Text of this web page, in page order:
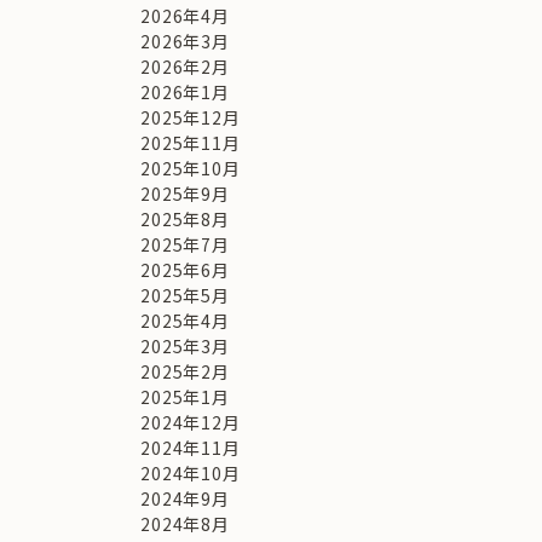
2026年4月
2026年3月
2026年2月
2026年1月
2025年12月
2025年11月
2025年10月
2025年9月
2025年8月
2025年7月
2025年6月
2025年5月
2025年4月
2025年3月
2025年2月
2025年1月
2024年12月
2024年11月
2024年10月
2024年9月
2024年8月